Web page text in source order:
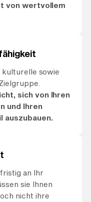
von wertvollem
sowie
sich von Ihren
und Ihren
auszubauen.
an Ihr
sie Ihnen
nicht ihre